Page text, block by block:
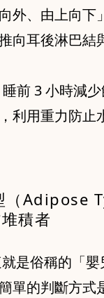
外、由上向下
向耳後淋巴結
前 3 小時減
利用重力防止
（Adipose
積者
是俗稱的「嬰
單的判斷方式